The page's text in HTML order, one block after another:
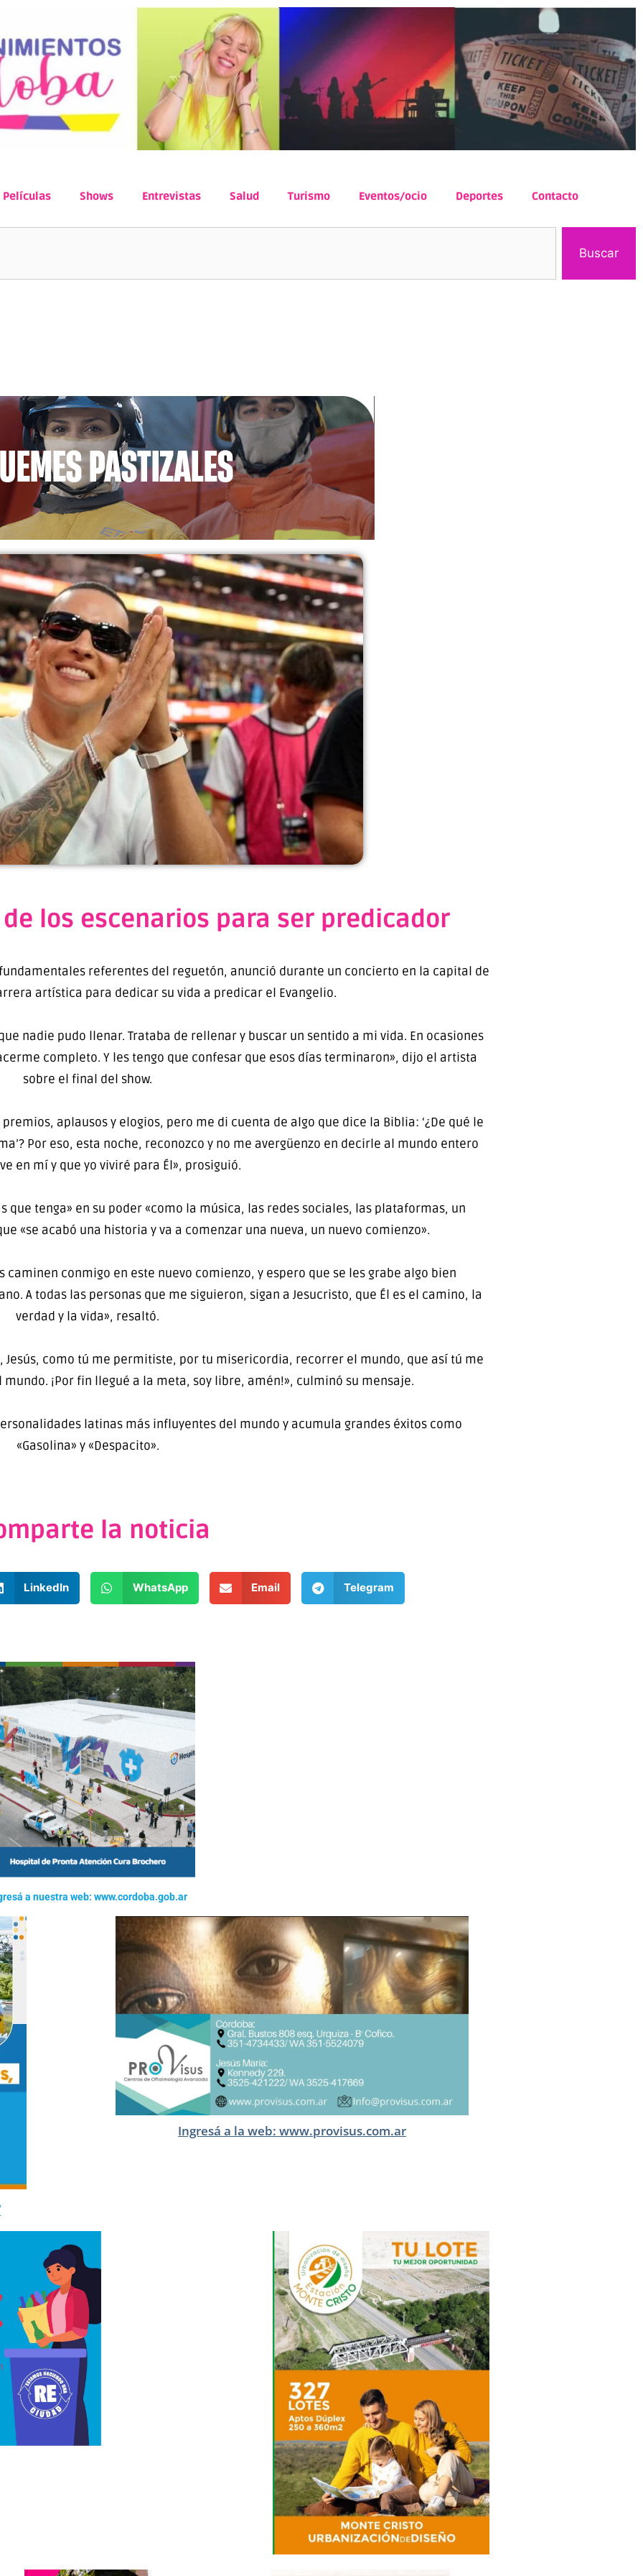
Películas Shows Entrevistas Salud Turismo Eventos/ocio Deportes Contacto
Buscar
los escenarios para ser predicador
referentes del reguetón, anunció durante un concierto en la capital de
artística para dedicar su vida a predicar el Evangelio.
nadie pudo llenar. Trataba de rellenar y buscar un sentido a mi vida. En ocasiones
completo. Y les tengo que confesar que esos días terminaron», dijo el artista
sobre el final del show.
aplausos y elogios, pero me di cuenta de algo que dice la Biblia: ‘¿De qué le
Por eso, esta noche, reconozco y no me avergüenzo en decirle al mundo entero
en mí y que yo viviré para Él», prosiguió.
que tenga» en su poder «como la música, las redes sociales, las plataformas, un
«se acabó una historia y va a comenzar una nueva, un nuevo comienzo».
caminen conmigo en este nuevo comienzo, y espero que se les grabe algo bien
A todas las personas que me siguieron, sigan a Jesucristo, que Él es el camino, la
verdad y la vida», resaltó.
Jesús, como tú me permitiste, por tu misericordia, recorrer el mundo, que así tú me
¡Por fin llegué a la meta, soy libre, amén!», culminó su mensaje.
latinas más influyentes del mundo y acumula grandes éxitos como
«Gasolina» y «Despacito».
la noticia
LinkedIn WhatsApp Email Telegram
a nuestra web: www.cordoba.gob.ar
Ingresá a la web: www.provisus.com.ar